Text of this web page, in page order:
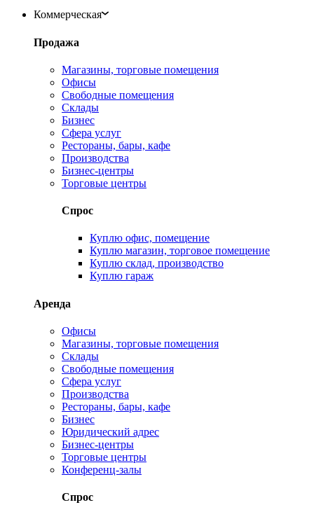
Коммерческая
Продажа
Магазины, торговые помещения
Офисы
Свободные помещения
Склады
Бизнес
Сфера услуг
Рестораны, бары, кафе
Производства
Бизнес-центры
Торговые центры
Спрос
Куплю офис, помещение
Куплю магазин, торговое помещение
Куплю склад, производство
Куплю гараж
Аренда
Офисы
Магазины, торговые помещения
Склады
Свободные помещения
Сфера услуг
Производства
Рестораны, бары, кафе
Бизнес
Юридический адрес
Бизнес-центры
Торговые центры
Конференц-залы
Спрос